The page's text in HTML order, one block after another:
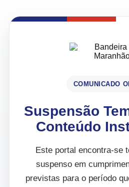
COMUNICADO
Suspensão
Conteúdo
Este portal encontra-se
suspenso em
previstas para o período